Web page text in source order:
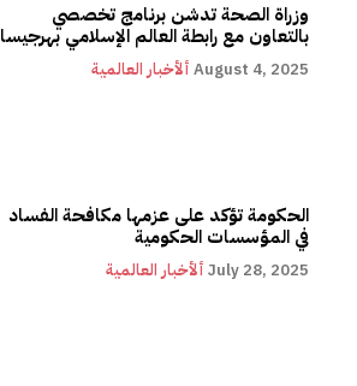
وزراة الصحة تدشن برنامج تخصصي
بالتعاون مع رابطة العالم الإسلامي بهرجيسا
ألأخبار العالمية August 4, 2025
الحكومة تؤكد على عزمها مكافحة الفساد
في المؤسسات الحكومية
ألأخبار العالمية July 28, 2025